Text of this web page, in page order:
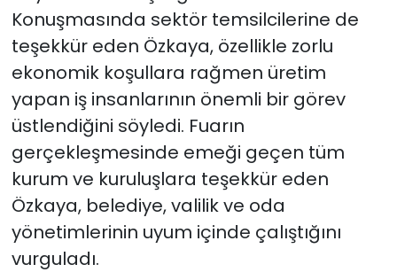
Konuşmasında sektör temsilcilerine de
teşekkür eden Özkaya, özellikle zorlu
ekonomik koşullara rağmen üretim
yapan iş insanlarının önemli bir görev
üstlendiğini söyledi. Fuarın
gerçekleşmesinde emeği geçen tüm
kurum ve kuruluşlara teşekkür eden
Özkaya, belediye, valilik ve oda
yönetimlerinin uyum içinde çalıştığını
vurguladı.